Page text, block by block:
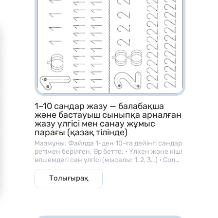
тапсырмалары
– Рим цифрларын үйрену карточкалары
– Периметр табу тапсырмалары
– Теңдеулерді шешу жаттығулары
– Көбейту кестесі материалдары
– Ондық және бірлікке жіктеу тапсырмалары
– Қосу, азайту аралас есептер
– Геометриялық фигуралармен жұмыс
– Уақытты анықтау тапсырмалары
Қалай қолданамыз?
1–10 сандар жазу — балабақша
және бастауыш сыныпқа арналған
жазу үлгісі мен санау жұмыс
парағы (қазақ тілінде)
Мазмұны: Файлда 1-ден 10-ға дейінгі сандар
ретімен берілген. Әр бетте: • Үлкен және кіші
өлшемдегі сан үлгісі (мысалы: 1, 2, 3…) • Сол
санға сәйкес зат суреттері (алма, шар, гүл
және т.б.) • Балаларға арналған жазу
сызықтары, яғни сызық бойымен сандарды
Толығырақ